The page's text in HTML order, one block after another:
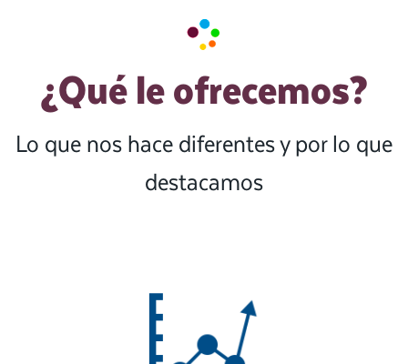
¿Qué le ofrecemos?
Lo que nos hace diferentes y por lo que
destacamos